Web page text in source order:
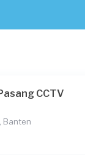
CCTV
Banten